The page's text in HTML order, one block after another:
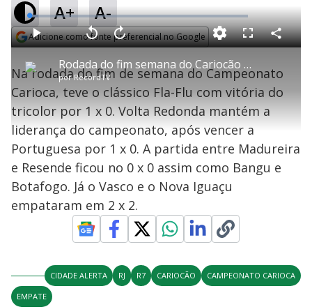
A+ A-
Adicione como fonte preferencial no Google
Opens in new window P
l
a
y
V
i
Rodada do fim semana do Cariocão é marcada por muitos empates
porRecordTV
P V
t
r
0
n
d
s
A
a
n
r
1
s
u
n
M
u
L
o
a
d
e
4
.
1
1
%
F
l
s
c
e
n
C
o
a
r
i
l
Na rodada do fim de semana do Campeonato
Carioca, teve o clássico Fla-Flu com vitória do
tricolor por 1 x 0. Volta Redonda mantém a
liderança do campeonato, após vencer a
Portuguesa por 1 x 0. A partida entre Madureira
e Resende ficou no 0 x 0 assim como Bangu e
Botafogo. Já o Vasco e o Nova Iguaçu
empataram em 2 x 2.
CIDADE ALERTA RJ R7 CARIOCÃO
CAMPEONATO CARIOCA
EMPATE